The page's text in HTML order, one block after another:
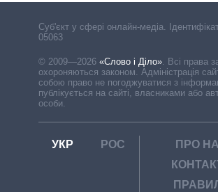
Cуб'єкт у сфері онлайн-медіа.
05063
© 2009—2026 «Слово і Діло» Всі права
охороняються законом. Адміністрація
собою право не погоджуватися з
публікується на сайті, власниками або
особи.
УКР РОС
ПРО